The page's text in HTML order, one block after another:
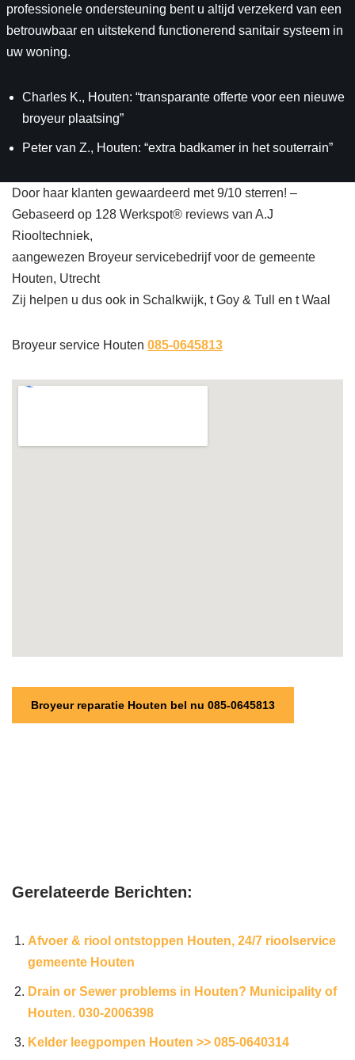
professionele ondersteuning bent u altijd verzekerd van een
betrouwbaar en uitstekend functionerend sanitair systeem in
uw woning.
Charles K., Houten: “transparante offerte voor een nieuwe
broyeur plaatsing”
Peter van Z., Houten: “extra badkamer in het souterrain”
Door haar klanten gewaardeerd met 9/10 sterren! –
Gebaseerd op 128 Werkspot® reviews van A.J
Riooltechniek,
aangewezen Broyeur servicebedrijf voor de gemeente
Houten, Utrecht
Zij helpen u dus ook in Schalkwijk, t Goy & Tull en t Waal
Broyeur service Houten 085-0645813
Broyeur reparatie Houten bel nu 085-0645813
Gerelateerde Berichten:
Afvoer & riool ontstoppen Houten, 24/7 rioolservice
gemeente Houten
Drain or Sewer problems in Houten? Municipality of
Houten. 030-2006398
Kelder leegpompen Houten >> 085-0640314